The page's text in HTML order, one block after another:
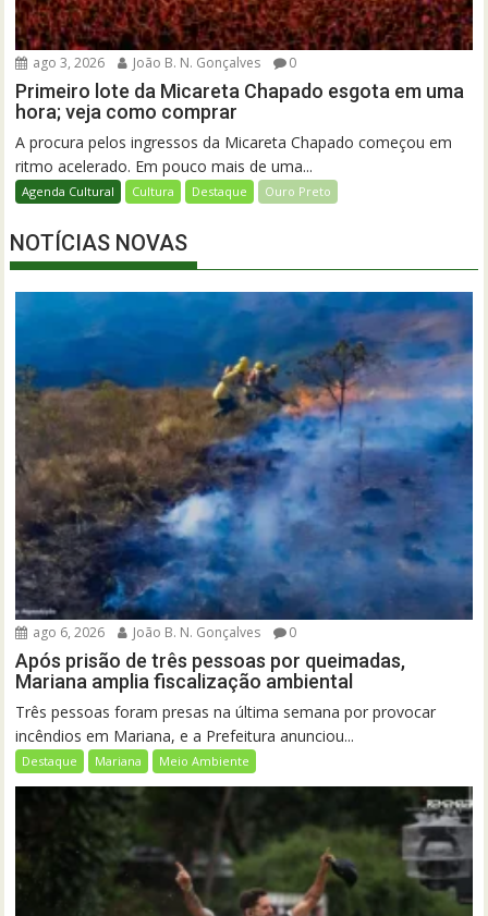
ago 3, 2026 João B. N. Gonçalves 0
Primeiro lote da Micareta Chapado esgota em uma
hora; veja como comprar
A procura pelos ingressos da Micareta Chapado começou em
ritmo acelerado. Em pouco mais de uma...
Agenda Cultural Cultura Destaque Ouro Preto
NOTÍCIAS NOVAS
ago 6, 2026 João B. N. Gonçalves 0
Após prisão de três pessoas por queimadas,
Mariana amplia fiscalização ambiental
Três pessoas foram presas na última semana por provocar
incêndios em Mariana, e a Prefeitura anunciou...
Destaque Mariana Meio Ambiente